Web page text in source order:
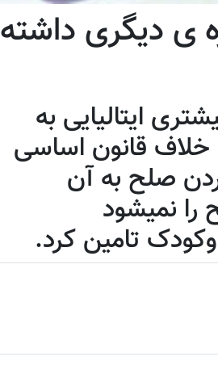
ی دیگری داشته
ایتالیایی به
قانون اساسی
صلح به آن
را نمیشود
تامین کرد.